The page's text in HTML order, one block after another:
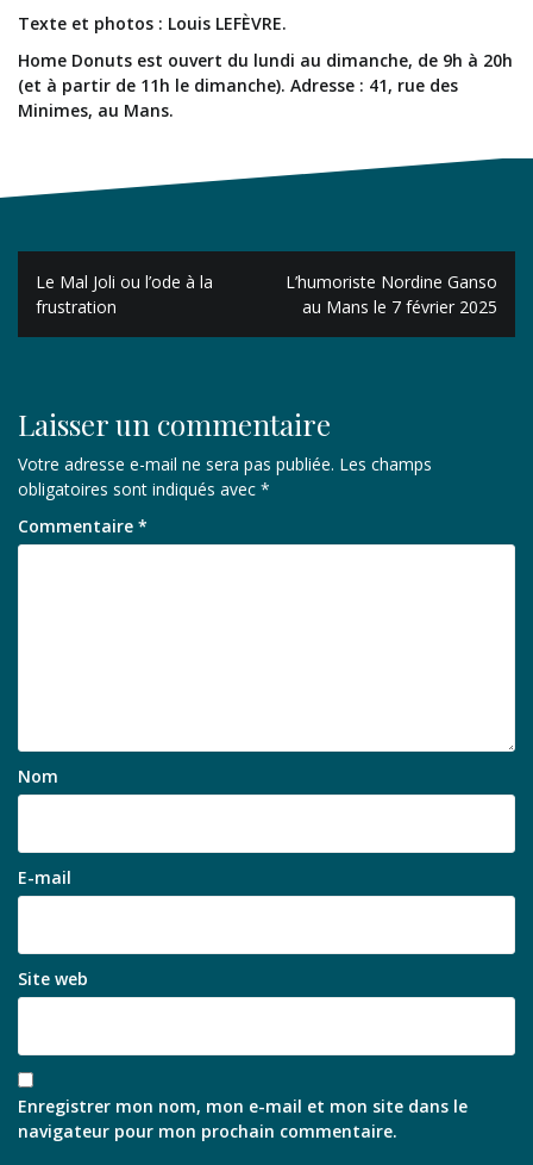
Texte et photos : Louis LEFÈVRE.
Home Donuts est ouvert du lundi au dimanche, de 9h à 20h
(et à partir de 11h le dimanche). Adresse : 41, rue des
Minimes, au Mans.
Navigation
de
l’article
Le Mal Joli ou l’ode à la
frustration
L’humoriste Nordine Ganso
au Mans le 7 février 2025
Laisser un commentaire
Votre adresse e-mail ne sera pas publiée. Les champs
obligatoires sont indiqués avec *
Commentaire *
Nom
E-mail
Site web
Enregistrer mon nom, mon e-mail et mon site dans le
navigateur pour mon prochain commentaire.